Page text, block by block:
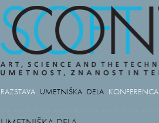
RAZSTAVA UMETNIŠKA DELA KONFERENCA